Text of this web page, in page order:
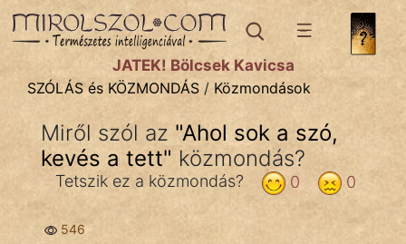
SZÓLÁS ÉS KÖZMONDÁStémák:
Bibliai
Közmondások
Szállóigék
JÁTÉK! Bölcsek Kavicsa
SZÓLÁS és KÖZMONDÁS / Közmondások
Miről szól az "Ahol sok a szó,
kevés a tett" közmondás?
0
0
Tetszik ez a közmondás?
546